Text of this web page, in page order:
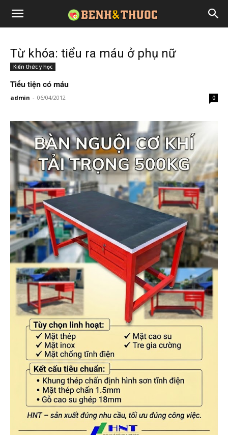
Từ khóa: tiểu ra máu ở phụ nữ
Kiến thức y học
Tiểu tiện có máu
admin - 06/04/2012 0